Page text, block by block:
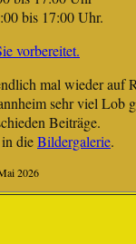
bis 17:00 Uhr.
vorbereitet.
mal wieder auf
sehr viel Lob
Beiträge.
dieBildergalerie.
2026